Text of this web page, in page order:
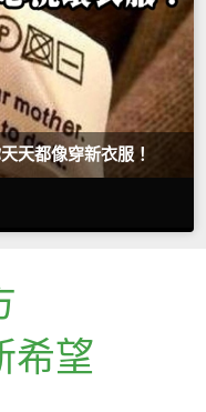
天都像穿新衣服！
希望